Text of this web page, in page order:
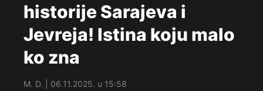
historije Sarajeva i
Jevreja! Istina koju malo
ko zna
M. D. | 06.11.2025. u 15:58